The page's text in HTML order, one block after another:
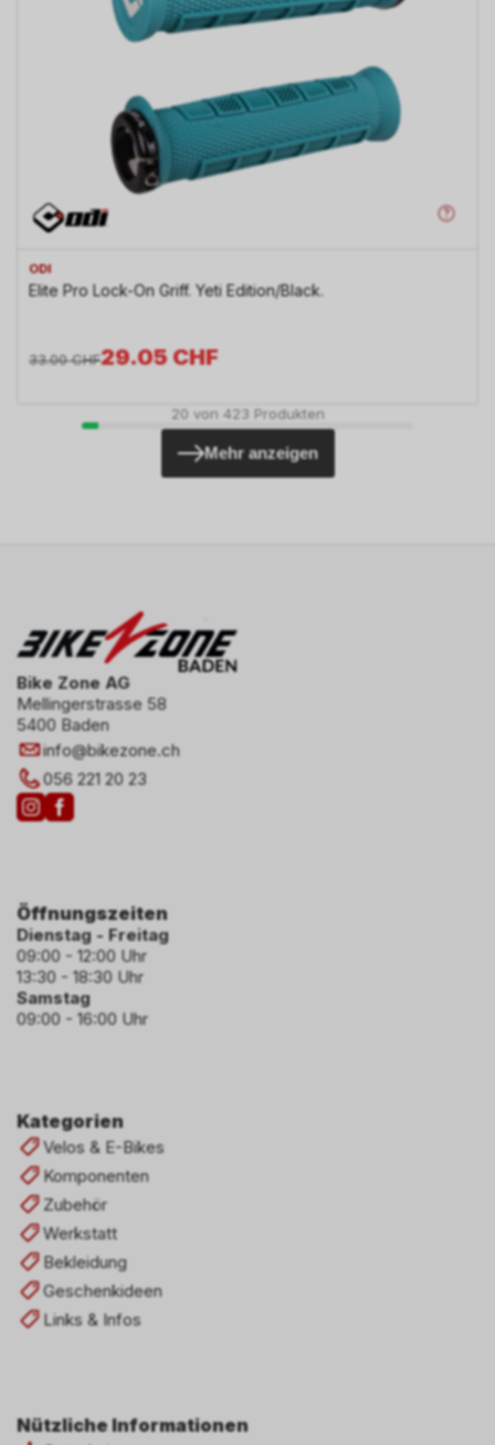
ODI
Elite Pro Lock-On Griff. Yeti Edition/Black.
29.05CHF
33.00 CHF
20von 423 Produkten
Mehr anzeigen
Bike Zone AG
Mellingerstrasse 58
5400 Baden
info@bikezone.ch
056 221 20 23
Kategorien
Velos & E-Bikes
Komponenten
Zubehör
Werkstatt
Bekleidung
Geschenkideen
Links & Infos
Nützliche Informationen
Öffnungszeiten
Dienstag - Freitag
09:00 - 12:00 Uhr
13:30 - 18:30 Uhr
Samstag
09:00 - 16:00 Uhr